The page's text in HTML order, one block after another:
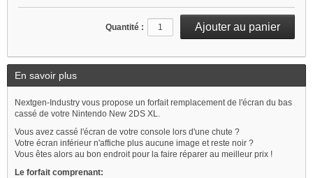
Quantité :
En savoir plus
Nextgen-Industry vous propose un forfait remplacement de l'écran du bas
cassé de votre Nintendo New 2DS XL.
Vous avez cassé l'écran de votre console lors d'une chute ?
Votre écran inférieur n'affiche plus aucune image et reste noir ?
Vous êtes alors au bon endroit pour la faire réparer au meilleur prix !
Le forfait comprenant: